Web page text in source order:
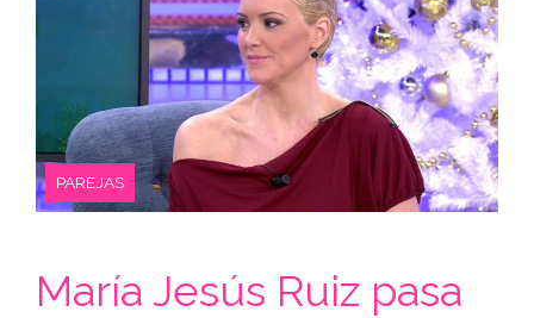
PAREJAS
María Jesús Ruiz pasa